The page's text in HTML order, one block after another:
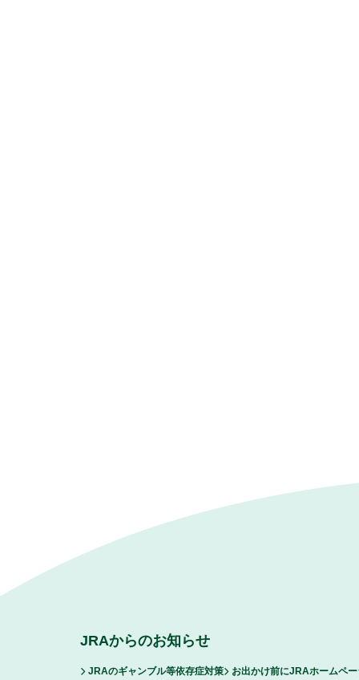
JRAからのお知らせ
JRAのギャンブル等依存症対策
お出かけ前にJRAホームペ